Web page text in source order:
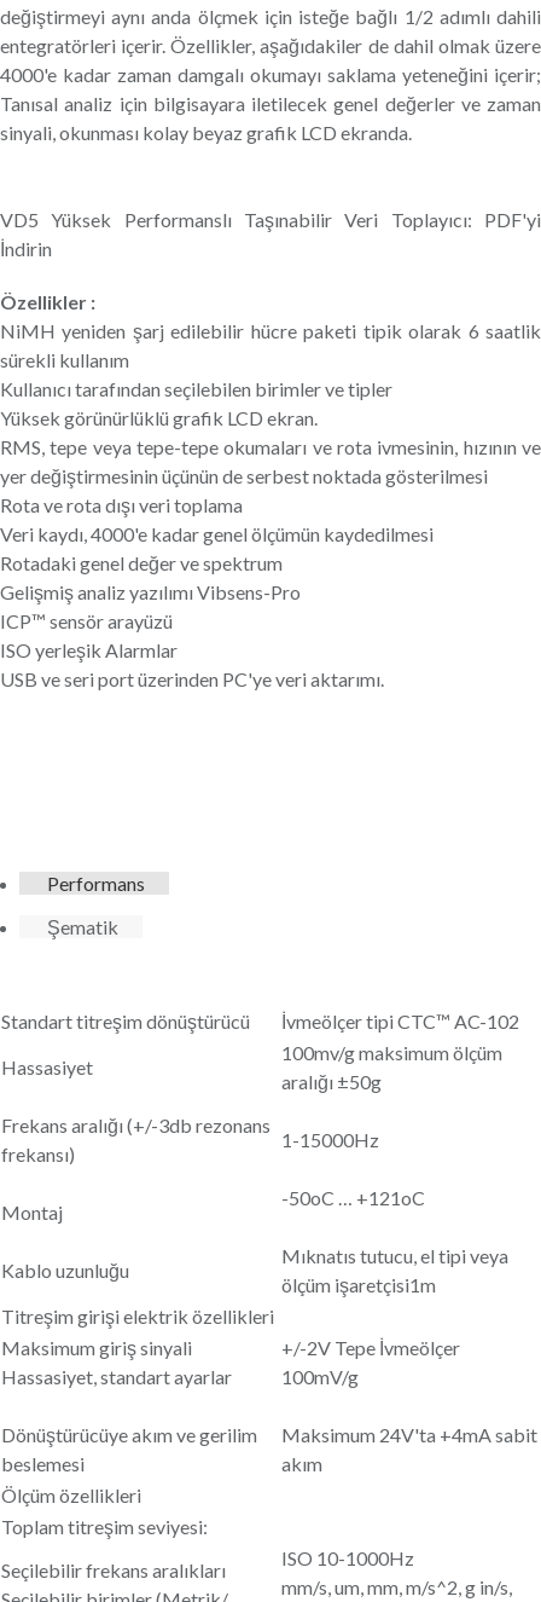
değiştirmeyi aynı anda ölçmek için isteğe bağlı 1/2 adımlı dahili
entegratörleri içerir. Özellikler, aşağıdakiler de dahil olmak üzere
4000'e kadar zaman damgalı okumayı saklama yeteneğini içerir;
Tanısal analiz için bilgisayara iletilecek genel değerler ve zaman
sinyali, okunması kolay beyaz grafik LCD ekranda.
VD5 Yüksek Performanslı Taşınabilir Veri Toplayıcı: PDF'yi
İndirin
Özellikler :
NiMH yeniden şarj edilebilir hücre paketi tipik olarak 6 saatlik
sürekli kullanım
Kullanıcı tarafından seçilebilen birimler ve tipler
Yüksek görünürlüklü grafik LCD ekran.
RMS, tepe veya tepe-tepe okumaları ve rota ivmesinin, hızının ve
yer değiştirmesinin üçünün de serbest noktada gösterilmesi
Rota ve rota dışı veri toplama
Veri kaydı, 4000'e kadar genel ölçümün kaydedilmesi
Rotadaki genel değer ve spektrum
Gelişmiş analiz yazılımı Vibsens-Pro
ICP™ sensör arayüzü
ISO yerleşik Alarmlar
USB ve seri port üzerinden PC'ye veri aktarımı.
Performans
Şematik
Standart titreşim dönüştürücü
İvmeölçer tipi CTC™ AC-102
Hassasiyet
Frekans aralığı (+/-3db rezonans
frekansı)
Montaj
Kablo uzunluğu
100mv/g maksimum ölçüm
aralığı ±50g
1-15000Hz
-50oC … +121oC
Mıknatıs tutucu, el tipi veya
ölçüm işaretçisi1m
Titreşim girişi elektrik özellikleri
Maksimum giriş sinyali
Hassasiyet, standart ayarlar
Dönüştürücüye akım ve gerilim
beslemesi
+/-2V Tepe İvmeölçer
100mV/g
Maksimum 24V'ta +4mA sabit
akım
Ölçüm özellikleri
Toplam titreşim seviyesi:
Seçilebilir frekans aralıkları
ISO 10-1000Hz
mm/s, um, mm, m/s^2, g in/s,